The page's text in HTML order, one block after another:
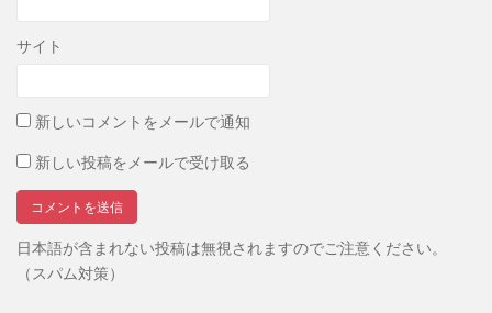
サイト
新しいコメントをメールで通知
新しい投稿をメールで受け取る
日本語が含まれない投稿は無視されますのでご注意ください。
（スパム対策）